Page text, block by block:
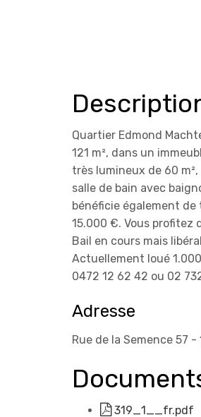
Quartier Edmond
121 m², dans un
très lumineux de 60
salle de bain avec
bénéficie également de
15.000 €. Vous profitez
Bail en cours mais
Actuellement loué
0472 12 62 42 ou 02
Adresse
Rue de la Semence 57
319_1__fr.pdf